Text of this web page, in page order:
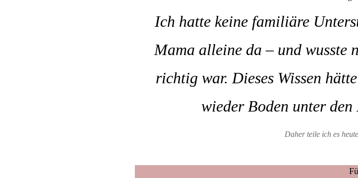
Ich hatte keine familiäre
Mama alleine da – und wusste
richtig war. Dieses Wissen
wieder Boden unter den
Daher teile ich es